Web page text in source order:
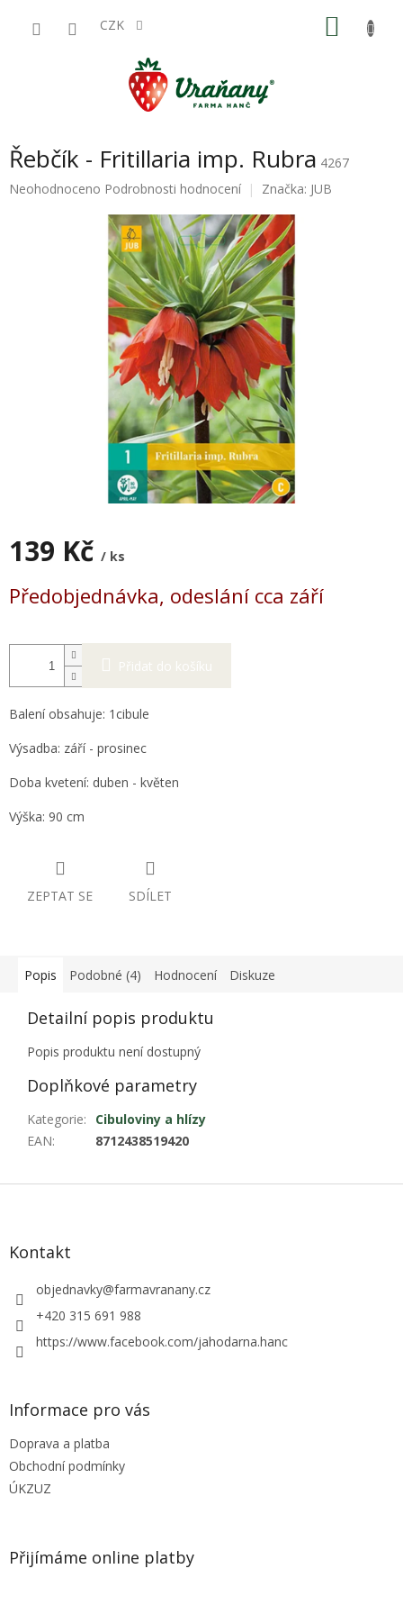
CZK
Řebčík - Fritillaria imp. Rubra 4267
Průměrné
Neohodnoceno Podrobnosti hodnocení Značka: JUB
139 Kč / ks
cena:
Předobjednávka, odeslání cca září
Přidat do košíku
Balení obsahuje: 1cibule
Výsadba: září - prosinec
Doba kvetení: duben - květen
Výška: 90 cm
ZEPTAT SE SDÍLET
Popis Podobné (4) Hodnocení Diskuze
Detailní popis produktu
Popis produktu není dostupný
Doplňkové parametry
Kategorie:
Cibuloviny a hlízy
EAN: 8712438519420
Z
Kontakt
objednavky@farmavranany.cz
+420 315 691 988
https://www.facebook.com/jahodarna.hanc
Informace pro vás
Doprava a platba
Obchodní podmínky
ÚKZUZ
Přijímáme online platby